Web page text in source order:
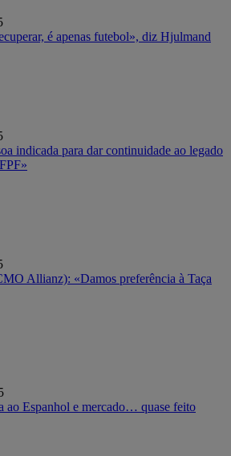
é apenas futebol», diz Hjulmand
indicada para dar continuidade ao legado
Allianz): «Damos preferência à Taça
ao Espanhol e mercado… quase feito